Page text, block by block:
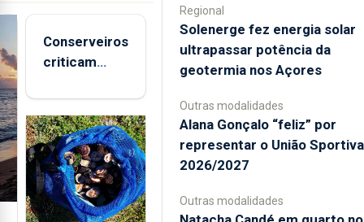
Conserveiros
criticam
brancas com
selo Marca
Açores
Regional
Solenerge fez energia solar
ultrapassar potência da
geotermia nos Açores
Outras modalidades
Alana Gonçalo “feliz” por
representar o União
2026/2027
Outras modalidades